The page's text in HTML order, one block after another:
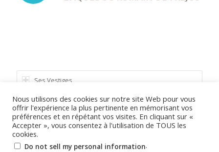
Ses Vestiges
La Chapelle De l’Observance
L’eau en Provence
Nous utilisons des cookies sur notre site Web pour vous
offrir l'expérience la plus pertinente en mémorisant vos
préférences et en répétant vos visites. En cliquant sur «
Accepter », vous consentez à l'utilisation de TOUS les
cookies.
Do not sell my personal information.